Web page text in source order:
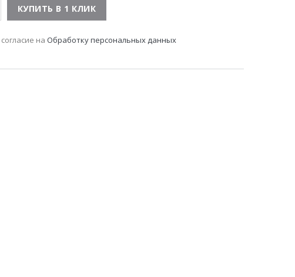
на Обработку персональных данных